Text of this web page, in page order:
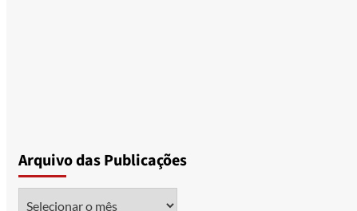
Arquivo das Publicações